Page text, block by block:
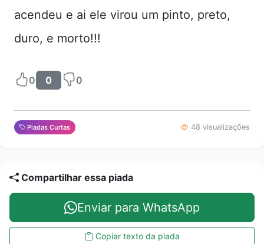
acendeu e ai ele virou um pinto, preto,
duro, e morto!!!
0 0 0
Piadas Curtas 48 visualizações
Compartilhar essa piada
Enviar para WhatsApp
Copiar texto da piada